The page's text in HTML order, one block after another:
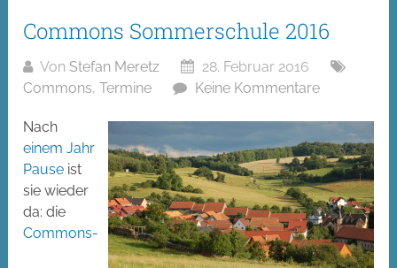
Commons Sommerschule 2016
Von Stefan Meretz
28. Februar 2016
Commons,Termine Keine Kommentare
Nach
einem Jahr
Pause ist
sie wieder
da: die
Commons-